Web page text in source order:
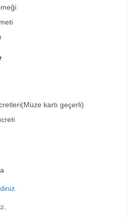
kartı geçerli)